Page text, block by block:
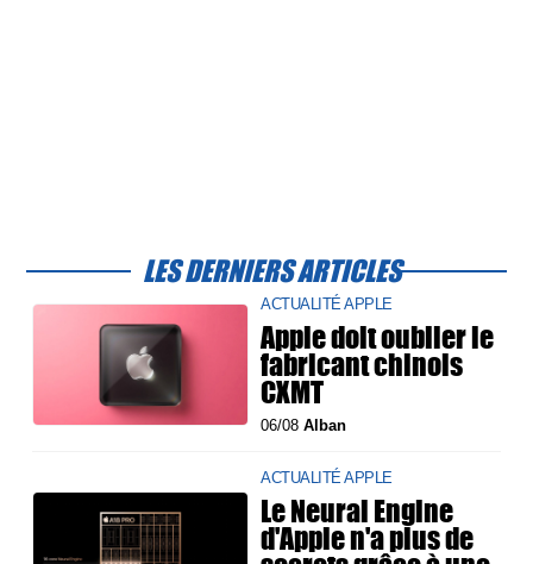
LES DERNIERS ARTICLES
ACTUALITÉ APPLE
Apple doit oublier le
fabricant chinois
CXMT
06/08Alban
ACTUALITÉ APPLE
Le Neural Engine
d'Apple n'a plus de